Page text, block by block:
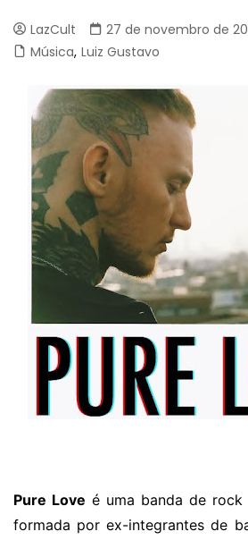
LazCult
27 de novembro de
Música, Luiz Gustavo
Pure Love é uma banda de rock
formada por ex-integrantes de